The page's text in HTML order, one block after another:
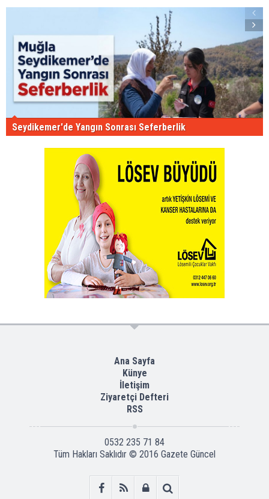
Seydikemer'de Yangın Sonrası Seferberlik
Ana Sayfa
Künye
İletişim
Ziyaretçi Defteri
RSS
0532 235 71 84
Tüm Hakları Saklıdır © 2016 Gazete Güncel